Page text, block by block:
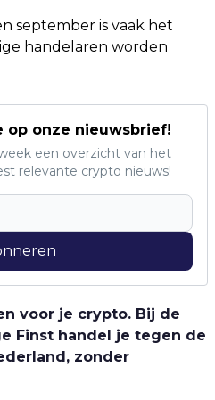
september is vaak het
handelaren worden
op onze nieuwsbrief!
een overzicht van het
relevante crypto nieuws!
voor je crypto. Bij de
Finst handel je tegen de
zonder